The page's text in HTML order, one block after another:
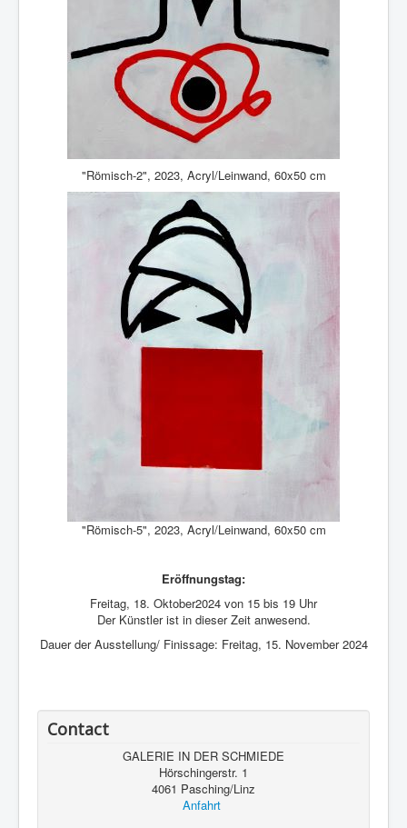
"Römisch-2", 2023, Acryl/Leinwand, 60x50 cm
"Römisch-5", 2023, Acryl/Leinwand, 60x50 cm
Eröffnungstag:
Freitag, 18. Oktober2024 von 15 bis 19 Uhr
Der Künstler ist in dieser Zeit anwesend.
Dauer der Ausstellung/ Finissage: Freitag, 15. November 2024
Contact
GALERIE IN DER SCHMIEDE
Hörschingerstr. 1
4061 Pasching/Linz
Anfahrt